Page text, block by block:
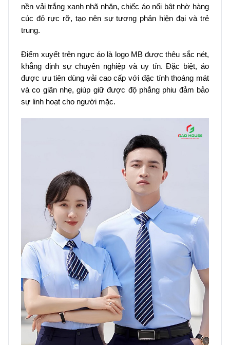
nền vải trắng xanh nhã nhặn, chiếc áo nổi bật nhờ hàng
cúc đỏ rực rỡ, tạo nên sự tương phản hiện đại và trẻ
trung.
Điểm xuyết trên ngực áo là logo MB được thêu sắc nét,
khẳng định sự chuyên nghiệp và uy tín. Đặc biệt, áo
được ưu tiên dùng vải cao cấp với đặc tính thoáng mát
và co giãn nhẹ, giúp giữ được độ phẳng phiu đảm bảo
sự linh hoạt cho người mặc.